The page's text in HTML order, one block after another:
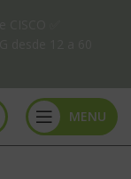
MENU